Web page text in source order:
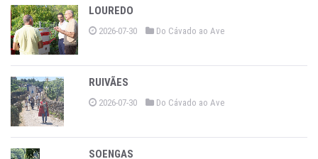
LOUREDO
2026-07-30 Do Cávado ao Ave
RUIVÃES
2026-07-30 Do Cávado ao Ave
SOENGAS